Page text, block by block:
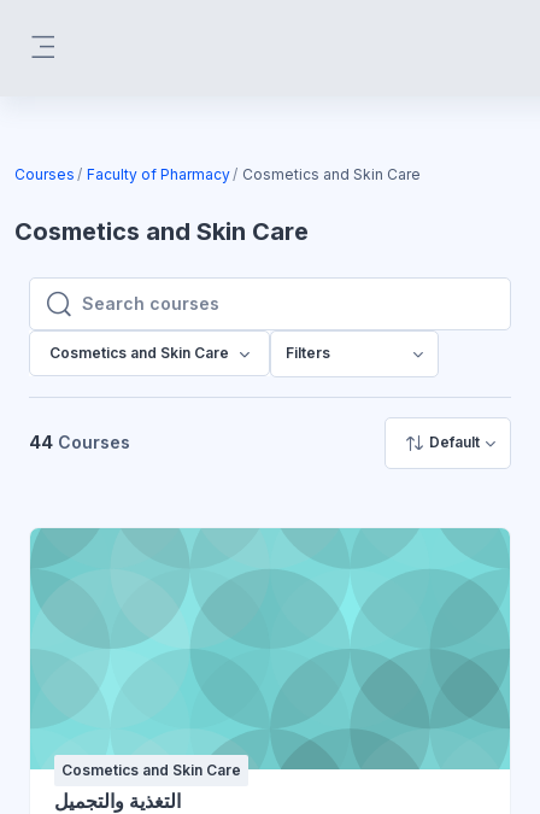
Courses Faculty of Pharmacy Cosmetics and Skin Care
Cosmetics and Skin Care
Search courses
Search courses
Cosmetics and Skin Care Filters
44 Courses Default
Cosmetics and Skin Care
التغذية والتجميل